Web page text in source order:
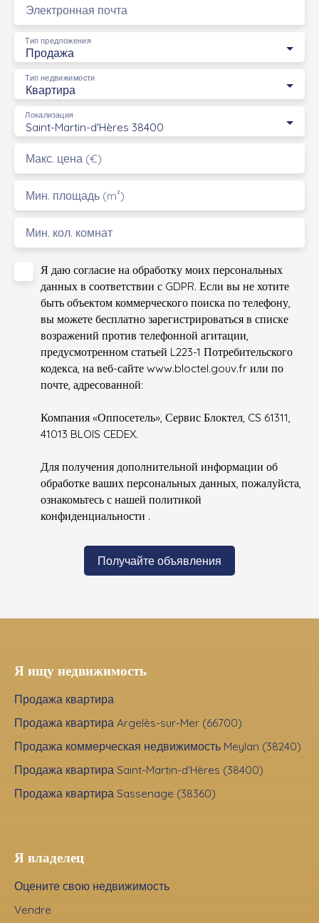
Электронная почта
Продажа
Тип предложения
Квартира
Тип недвижимости
Saint-Martin-d'Hères 38400
Локализация
Макс. цена (€)
Мин. площадь (m²)
Мин. кол. комнат
Я даю согласие на обработку моих персональных
данных в соответствии с GDPR. Если вы не хотите
быть объектом коммерческого поиска по телефону,
вы можете бесплатно зарегистрироваться в списке
возражений против телефонной агитации,
предусмотренном статьей L223-1 Потребительского
кодекса, на веб-сайте www.bloctel.gouv.fr или по
почте, адресованной:
Компания «Оппосетель», Сервис Блоктел, CS 61311,
41013 BLOIS CEDEX.
Для получения дополнительной информации об
обработке ваших персональных данных, пожалуйста,
ознакомьтесь с нашей политикой
конфиденциальности .
Получайте объявления
Я ищу недвижимость
Продажа квартира
Продажа квартира Argelès-sur-Mer (66700)
Продажа коммерческая недвижимость Meylan (38240)
Продажа квартира Saint-Martin-d'Hères (38400)
Продажа квартира Sassenage (38360)
Я владелец
Оцените свою недвижимость
Vendre